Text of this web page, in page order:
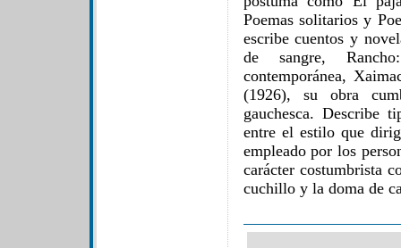
Poemas solitarios y
escribe cuentos y
de sangre,
contemporánea,
(1926), su obra
gauchesca. Describe
entre el estilo que
empleado por los
carácter costumbrista
cuchillo y la doma de